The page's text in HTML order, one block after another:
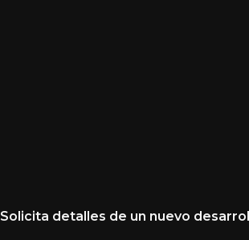
Solicita detalles de un nuevo